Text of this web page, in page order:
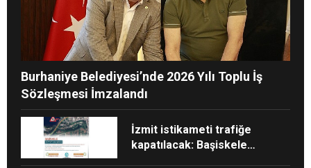
Burhaniye Belediyesi’nde 2026 Yılı Toplu İş
Sözleşmesi İmzalandı
İzmit istikameti trafiğe
kapatılacak: Başiskele